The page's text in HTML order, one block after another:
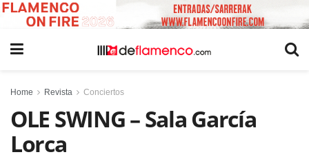
Home Revista Conciertos
OLE SWING – Sala García
Lorca